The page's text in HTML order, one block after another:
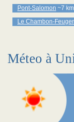
Pont-Salomon ~7 km
Le Chambon-
Méteo à